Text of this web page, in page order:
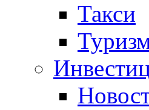
Такси